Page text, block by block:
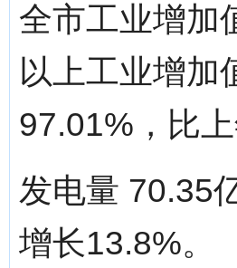
全市工业增加
以上工业增加
97.01%，比
发电量 70.35
增长13.8%。